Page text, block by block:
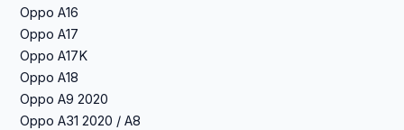
Oppo A16
Oppo A17
Oppo A17K
Oppo A18
Oppo A9 2020
Oppo A31 2020 / A8